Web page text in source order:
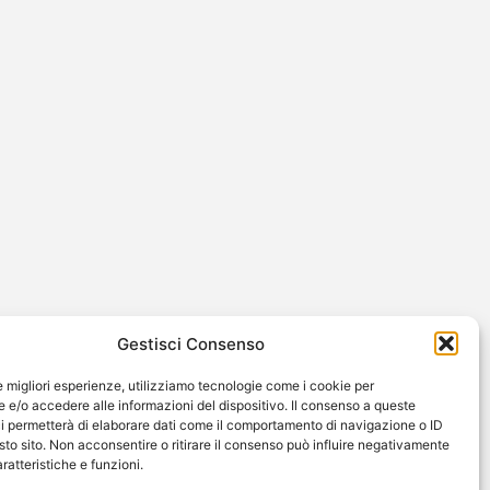
Gestisci Consenso
migliori esperienze, utilizziamo tecnologie come i cookie per
e/o accedere alle informazioni del dispositivo. Il consenso a queste
permetterà di elaborare dati come il comportamento di navigazione o ID
sito. Non acconsentire o ritirare il consenso può influire negativamente
e funzioni.